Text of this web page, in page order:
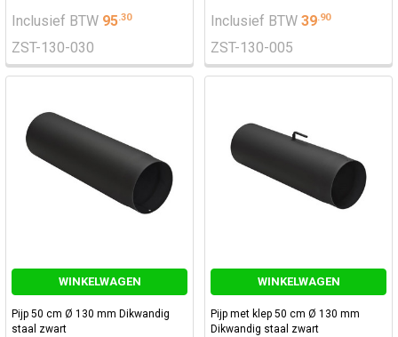
Inclusief BTW 95.30
ZST-130-030
Inclusief BTW 39.90
ZST-130-005
WINKELWAGEN
Pijp 50 cm Ø 130 mm Dikwandig
staal zwart
WINKELWAGEN
Pijp met klep 50 cm Ø 130 mm
Dikwandig staal zwart